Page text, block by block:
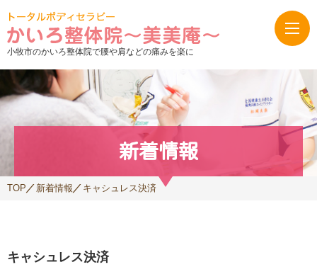
小牧市のかいろ整体院で腰や肩などの痛みを楽に
新着情報
TOP 新着情報 キャシュレス決済
キャシュレス決済